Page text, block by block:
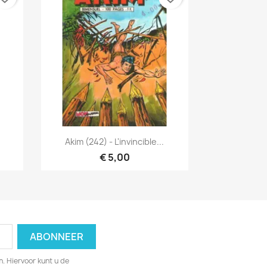
Snel bekijken
Akim (242) - L'invincible...
€ 5,00
Hiervoor kunt u de